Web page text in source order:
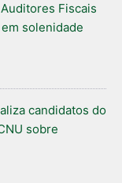
Fiscais
solenidade
candidatos do
sobre